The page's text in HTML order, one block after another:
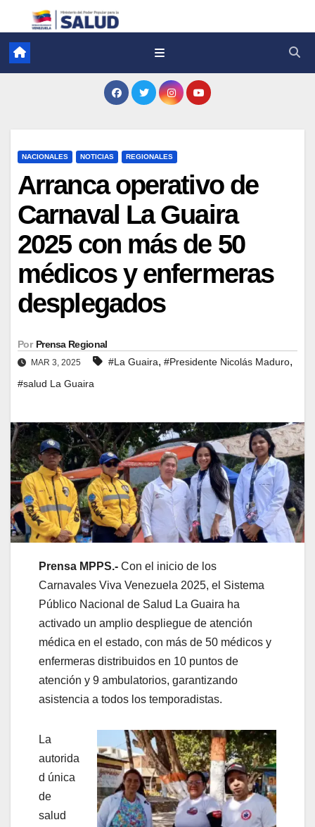
NACIONALES NOTICIAS REGIONALES
Arranca operativo de
Carnaval La Guaira
2025 con más de 50
médicos y enfermeras
desplegados
Por Prensa Regional
MAR 3, 2025 #La Guaira, #Presidente Nicolás Maduro,
#salud La Guaira
Prensa MPPS.- Con el inicio de los
Carnavales Viva Venezuela 2025, el Sistema
Público Nacional de Salud La Guaira ha
activado un amplio despliegue de atención
médica en el estado, con más de 50 médicos y
enfermeras distribuidos en 10 puntos de
atención y 9 ambulatorios, garantizando
asistencia a todos los temporadistas.
La
autorida
d única
de
salud